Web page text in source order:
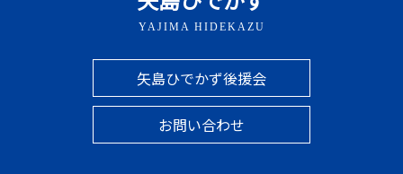
YAJIMA HIDEKAZU
矢島ひでかず後援会
お問い合わせ